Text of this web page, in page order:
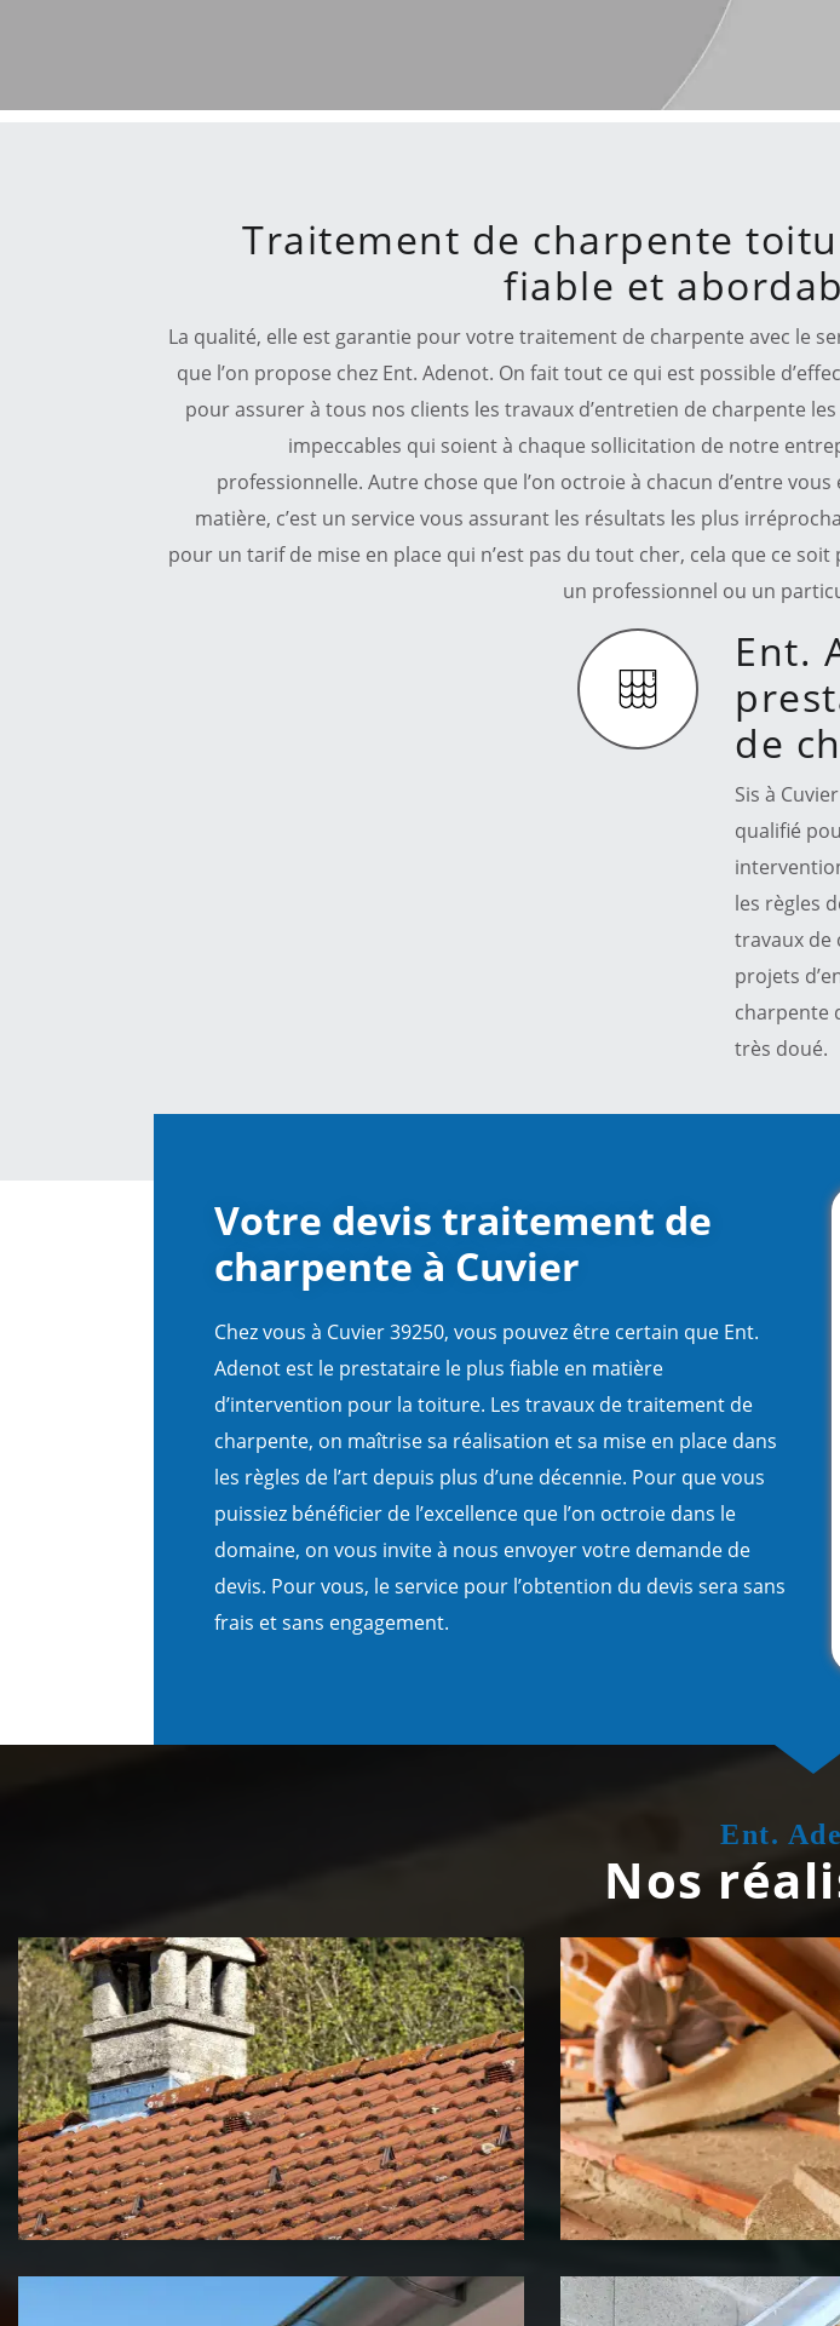
Traitement de charpente
fiable et
La qualité, elle est garantie pour votre traitement de charpente avec le
que l’on propose chez Ent. Adenot. On fait tout ce qui est possible
pour assurer à tous nos clients les travaux d’entretien de charpente
impeccables qui soient à chaque sollicitation de notre
professionnelle. Autre chose que l’on octroie à chacun d’entre vous
matière, c’est un service vous assurant les résultats les plus
pour un tarif de mise en place qui n’est pas du tout cher, cela que ce soit
un professionnel ou un
Ent.
de
Sis à
qualifié
les règles
travaux de
projets
charpente
très doué.
Votre devis traitement de
charpente à Cuvier
Chez vous à Cuvier 39250, vous pouvez être certain que Ent.
Adenot est le prestataire le plus fiable en matière
d’intervention pour la toiture. Les travaux de traitement de
charpente, on maîtrise sa réalisation et sa mise en place dans
les règles de l’art depuis plus d’une décennie. Pour que vous
puissiez bénéficier de l’excellence que l’on octroie dans le
domaine, on vous invite à nous envoyer votre demande de
devis. Pour vous, le service pour l’obtention du devis sera sans
frais et sans engagement.
Ent.
Nos
Couvreur zingueur 39 Jura Isolation de toiture